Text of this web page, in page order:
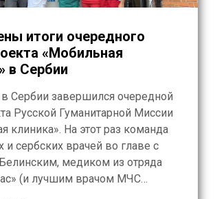
итоги очередного
«Мобильная
в Сербии
в Сербии завершился очередной
Русской Гуманитарной Миссии
клиника». На этот раз команда
и сербских врачей во главе с
медиком из отряда
(и лучшим врачом МЧС